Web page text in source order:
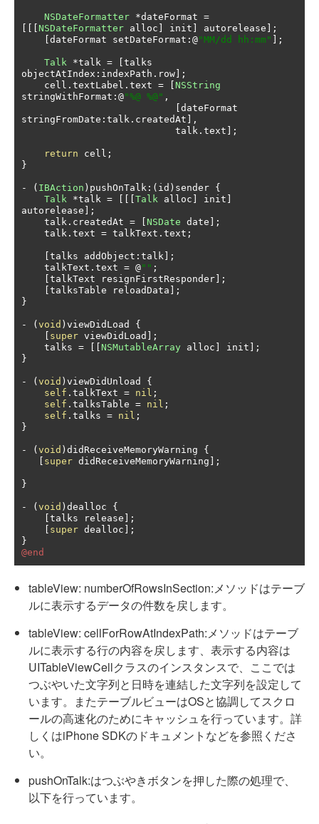
NSDateFormatter *dateFormat =
NSDateFormatter alloc init autorelease ];
dateFormat setDateFormat :@"MM/dd hh:mm" ];
Talk *talk =
talks
objectAtIndex : indexPath . row ];
    cell
. textLabel . text =
NSString
stringWithFormat :@"%@ %@" ,
dateFormat
stringFromDate : talk . createdAt ],
                           talk
. text ];
return cell ;
}
- ( IBAction ) pushOnTalk :( id ) sender {
Talk *talk = Talk alloc init
autorelease ];
    talk
. createdAt = NSDate date ];
    talk
. text = talkText . text ;
talks addObject : talk ];
    talkText
. text = @"" ;
talkText resignFirstResponder ];
talksTable reloadData ];
}
- ( void ) viewDidLoad {
super viewDidLoad
];
    talks
= NSMutableArray alloc init ];
}
- ( void ) viewDidUnload {
self . talkText = nil ;
self . talksTable = nil ;
self . talks = nil ;
}
- ( void ) didReceiveMemoryWarning {
super didReceiveMemoryWarning ];
}
- ( void ) dealloc {
talks release ];
super dealloc ];
}
@end
tableView: numberOfRowsInSection:メソッドはテーブ
ルに表示するデータの件数を戻します。
tableView: cellForRowAtIndexPath:メソッドはテーブ
ルに表示する行の内容を戻します、表示する内容は
UITableViewCellクラスのインスタンスで、ここでは
つぶやいた文字列と日時を連結した文字列を設定して
います。またテーブルビューはOSと協調してスクロ
ールの高速化のためにキャッシュを行っています。詳
しくはiPhone SDKのドキュメントなどを参照くださ
い。
pushOnTalk:はつぶやきボタンを押した際の処理で、
以下を行っています。